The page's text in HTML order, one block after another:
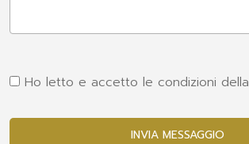
Ho letto e accetto le condizioni della
INVIA MESSAGGIO